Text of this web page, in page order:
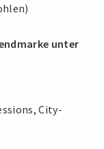
unter
City-